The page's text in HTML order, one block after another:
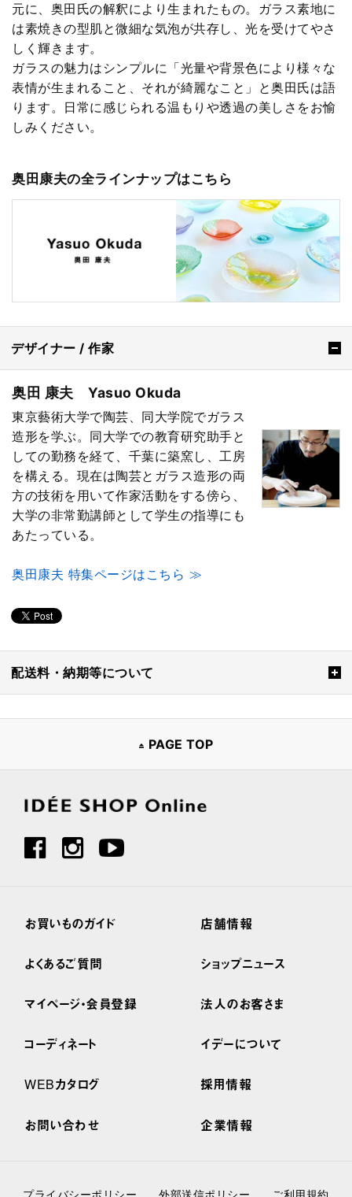
元に、奥田氏の解釈により生まれたもの。ガラス素地に
は素焼きの型肌と微細な気泡が共存し、光を受けてやさ
しく輝きます。
ガラスの魅力はシンプルに「光量や背景色により様々な
表情が生まれること、それが綺麗なこと」と奥田氏は語
ります。日常に感じられる温もりや透過の美しさをお愉
しみください。
奥田康夫の全ラインナップはこちら
デザイナー / 作家
奥田 康夫 Yasuo Okuda
東京藝術大学で陶芸、同大学院でガラス
造形を学ぶ。同大学での教育研究助手と
しての勤務を経て、千葉に築窯し、工房
を構える。現在は陶芸とガラス造形の両
方の技術を用いて作家活動をする傍ら、
大学の非常勤講師として学生の指導にも
あたっている。
奥田康夫 特集ページはこちら ≫
配送料・納期等について
PAGE TOP
お買いものガイド
よくあるご質問
マイページ・会員登録
コーディネート
WEBカタログ
お問い合わせ
店舗情報
ショップニュース
法人のお客さま
イデーについて
採用情報
企業情報
プライバシーポリシー 外部送信ポリシー ご利用規約